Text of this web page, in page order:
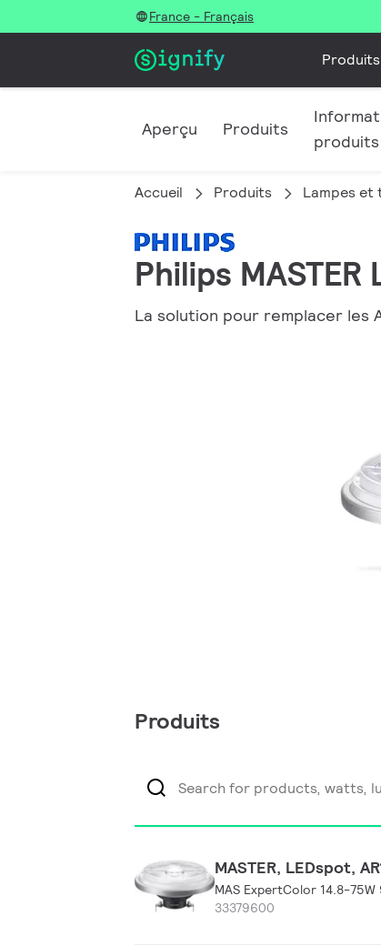
France - Français
Produits
Aperçu Produits
produits
Accueil Produits Lampes et
Philips MASTER
La solution pour remplacer les
Produits
MASTER, LEDspot,
MAS ExpertColor 14.8-75W
33379600